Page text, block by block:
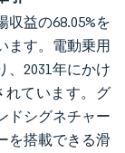
収益の68.05%を
ます。電動乗用
、2031年にかけ
れています。グ
ドシグネチャー
を搭載できる滑